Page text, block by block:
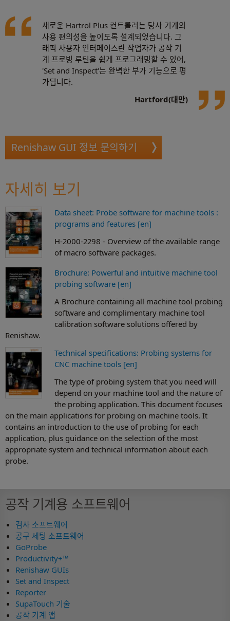
사례 연구 읽기
새로운 Hartrol Plus 컨트롤러는 당사 기계의
사용 편의성을 높이도록 설계되었습니다. 그
래픽 사용자 인터페이스란 작업자가 공작 기
계 프로빙 루틴을 쉽게 프로그래밍할 수 있어,
'Set and Inspect'는 완벽한 부가 기능으로 평
가됩니다.
Hartford(대만)
Renishaw GUI 정보 문의하기
자세히 보기
Data sheet: Probe software for machine tools :
programs and features [en]
H-2000-2298 - Overview of the available range
of macro software packages.
Brochure: Powerful and intuitive machine tool
probing software [en]
A Brochure containing all machine tool probing
software and complimentary machine tool
calibration software solutions offered by
Renishaw.
Technical specifications: Probing systems for
CNC machine tools [en]
The type of probing system that you need will
depend on your machine tool and the nature of
the probing application. This document focuses
on the main applications for probing on machine tools. It
contains an introduction to the use of probing for each
application, plus guidance on the selection of the most
appropriate system and technical information about each
probe.
공작 기계용 소프트웨어
검사 소프트웨어
공구 세팅 소프트웨어
GoProbe
Productivity+™
Renishaw GUIs
Set and Inspect
Reporter
SupaTouch 기술
공작 기계 앱